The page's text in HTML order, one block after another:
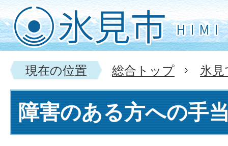
現在の位置 総合トップ 氷
障害のある方への手